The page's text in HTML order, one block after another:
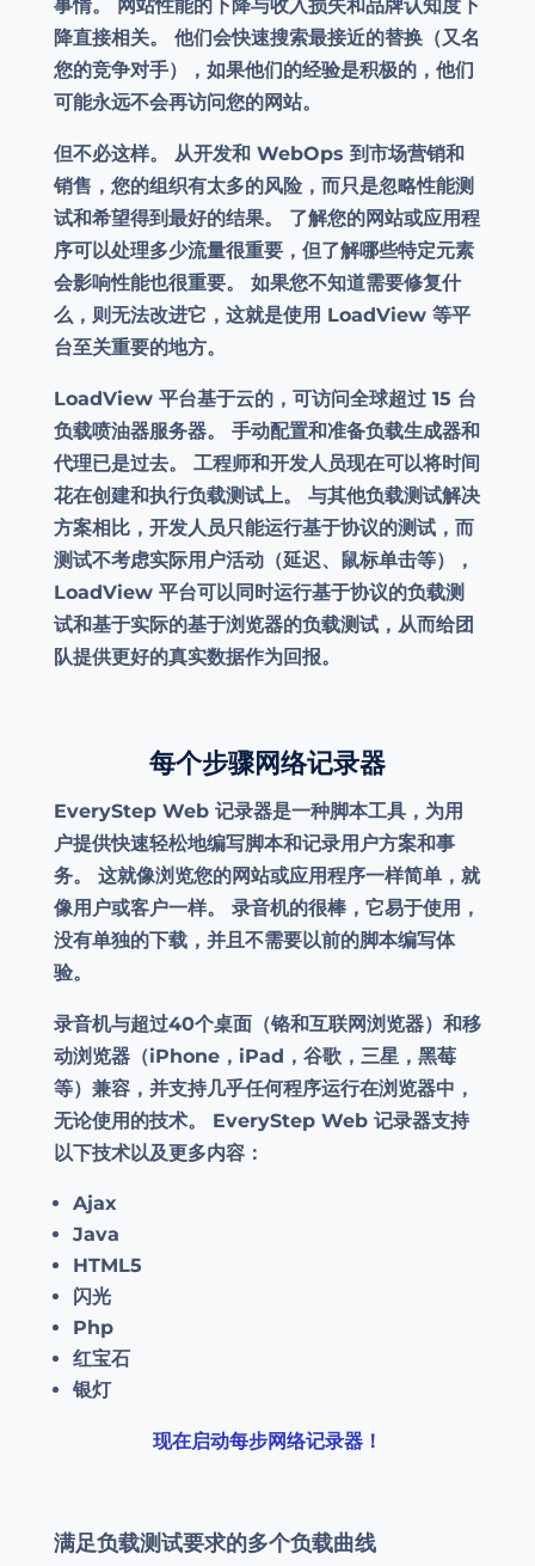
事情。 网站性能的下降与收入损失和品牌认知度下
降直接相关。 他们会快速搜索最接近的替换（又名
您的竞争对手），如果他们的经验是积极的，他们
可能永远不会再访问您的网站。
但不必这样。 从开发和 WebOps 到市场营销和
销售，您的组织有太多的风险，而只是忽略性能测
试和希望得到最好的结果。 了解您的网站或应用程
序可以处理多少流量很重要，但了解哪些特定元素
会影响性能也很重要。 如果您不知道需要修复什
么，则无法改进它，这就是使用 LoadView 等平
台至关重要的地方。
LoadView 平台基于云的，可访问全球超过 15 台
负载喷油器服务器。 手动配置和准备负载生成器和
代理已是过去。 工程师和开发人员现在可以将时间
花在创建和执行负载测试上。 与其他负载测试解决
方案相比，开发人员只能运行基于协议的测试，而
测试不考虑实际用户活动（延迟、鼠标单击等），
LoadView 平台可以同时运行基于协议的负载测
试和基于实际的基于浏览器的负载测试，从而给团
队提供更好的真实数据作为回报。
每个步骤网络记录器
EveryStep Web 记录器是一种脚本工具，为用
户提供快速轻松地编写脚本和记录用户方案和事
务。 这就像浏览您的网站或应用程序一样简单，就
像用户或客户一样。 录音机的很棒，它易于使用，
没有单独的下载，并且不需要以前的脚本编写体
验。
录音机与超过40个桌面（铬和互联网浏览器）和移
动浏览器（iPhone，iPad，谷歌，三星，黑莓
等）兼容，并支持几乎任何程序运行在浏览器中，
无论使用的技术。 EveryStep Web 记录器支持
以下技术以及更多内容：
Ajax
Java
HTML5
闪光
Php
红宝石
银灯
现在启动每步网络记录器！
满足负载测试要求的多个负载曲线